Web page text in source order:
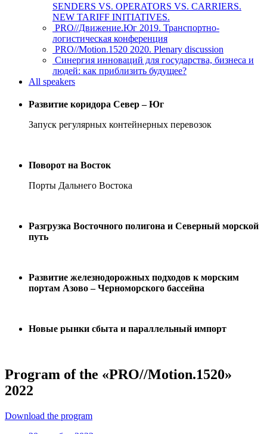
SENDERS VS. OPERATORS VS. CARRIERS.
NEW TARIFF INITIATIVES.
PRO//Движение.Юг 2019. Транспортно-
логистическая конференция
PRO//Motion.1520 2020. Plenary discussion
Синергия инноваций для государства, бизнеса и
людей: как приблизить будущее?
All speakers
Развитие коридора Север – Юг
Запуск регулярных контейнерных перевозок
Поворот на Восток
Порты Дальнего Востока
Разгрузка Восточного полигона и Северный морской
путь
Развитие железнодорожных подходов к морским
портам Азово – Черноморского бассейна
Новые рынки сбыта и параллельный импорт
Program of the «PRO//Motion.1520»
2022
Download the program